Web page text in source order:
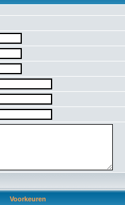
Voorkeuren